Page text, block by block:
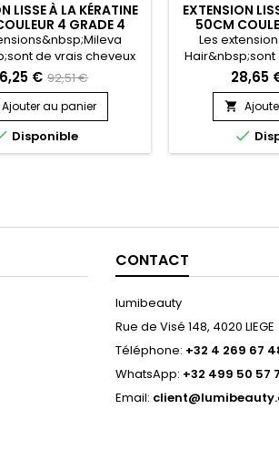
LISSE À LA KÉRATINE
4 GRADE 4
DE 100)
de vrais cheveux
indétectables, qui se
dans votre
en augmentant son
sa longueur.&nbsp;
très doux, ils sont 100%
Le cheveu est
€ 92,51 €
Ajouter au panier
Disponible
EXTENSION
50CM
Les
naturels,
fondent
chevelure, en
volume ou sa
Très soyeux, très
rémy
28,65


CONTACT
lumibeauty
Rue de Visé 148, 4020 LIEGE
Téléphone: +32 4 269 67
WhatsApp: +32 499 50 57
Email: